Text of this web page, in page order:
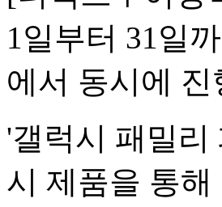
1일부터 31일
에서 동시에
'갤럭시 패밀리
시 제품을 통